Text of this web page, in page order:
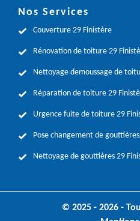
Nos Services
Couverture 29 Finistère
Rénovation de toiture 29
Nettoyage demoussage de
Réparation de toiture 29
Urgence fuite de toiture 29
Pose changement de
Nettoyage de gouttières 29
© 2025 - 2026 -